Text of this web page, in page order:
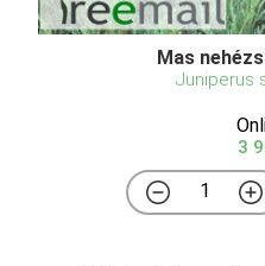
Mas
Juniperus
3